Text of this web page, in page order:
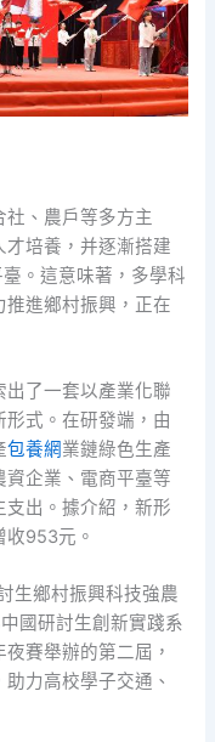
、農戶等多方主
培養，并逐漸搭建
。這意味著，多學科
進鄉村振興，正在
了一套以產業化聯
式。在研發端，由
包養網業鏈綠色生產
企業、電商平臺等
出。據介紹，新形
953元。
生鄉村振興科技強農
國研討生創新實踐系
賽舉辦的第二屆，
力高校學子交通、